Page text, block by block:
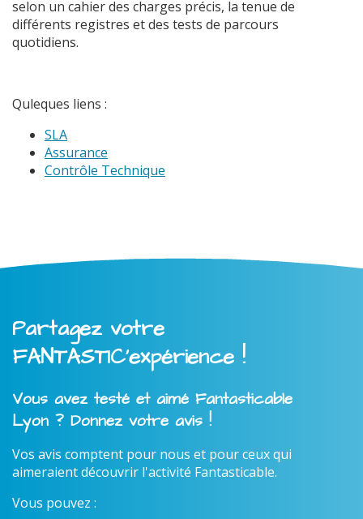
selon un cahier des charges précis, la tenue de
différents registres et des tests de parcours
quotidiens.
Quleques liens :
SLA
Assurance
Contrôle Technique
Partagez votre
FANTASTIC'expérience !
Vous avez testé et aimé Fantasticable
Lyon ? Donnez votre avis !
Vos avis comptent pour nous et pour ceux qui
aimeraient découvrir l'activité Fantasticable.
Vous pouvez :